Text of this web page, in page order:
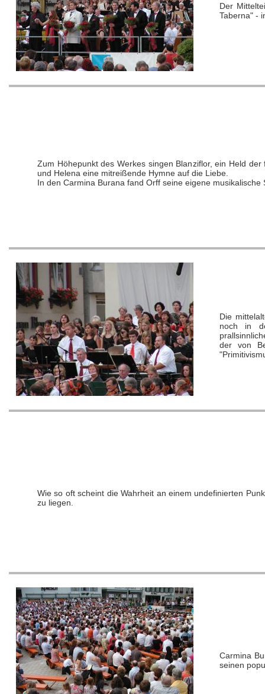
Der
Taberna" -
Zum Höhepunkt des Werkes singen Blanziflor, ein Held der
und Helena eine mitreißende Hymne auf die Liebe.
In den Carmina Burana fand Orff seine eigene musikalische
Die
noch in
der von
Wie so oft scheint die Wahrheit an einem undefinierten
zu liegen.
Carmina
seinen